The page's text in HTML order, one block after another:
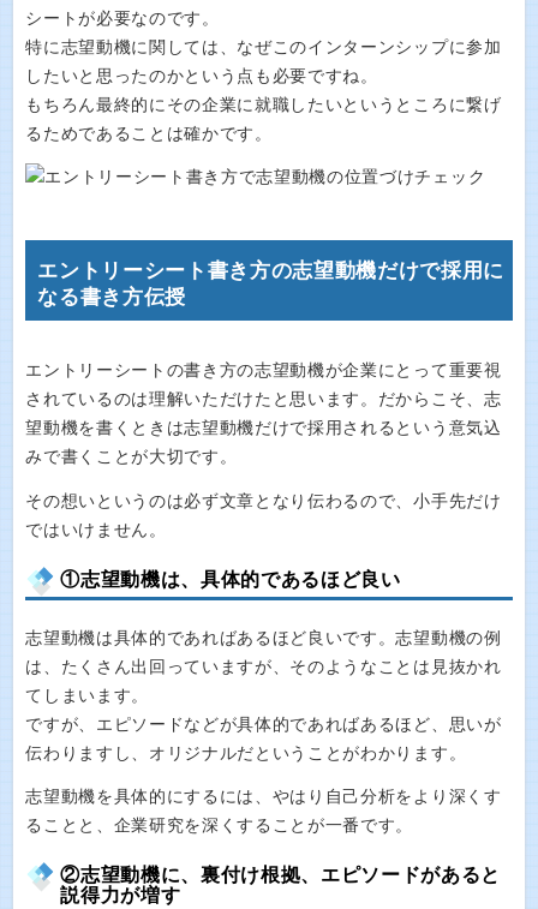
シートが必要なのです。
特に志望動機に関しては、なぜこのインターンシップに参加
したいと思ったのかという点も必要ですね。
もちろん最終的にその企業に就職したいというところに繋げ
るためであることは確かです。
エントリーシート書き方の志望動機だけで採用に
なる書き方伝授
エントリーシートの書き方の志望動機が企業にとって重要視
されているのは理解いただけたと思います。だからこそ、志
望動機を書くときは志望動機だけで採用されるという意気込
みで書くことが大切です。
その想いというのは必ず文章となり伝わるので、小手先だけ
ではいけません。
①志望動機は、具体的であるほど良い
志望動機は具体的であればあるほど良いです。志望動機の例
は、たくさん出回っていますが、そのようなことは見抜かれ
てしまいます。
ですが、エピソードなどが具体的であればあるほど、思いが
伝わりますし、オリジナルだということがわかります。
志望動機を具体的にするには、やはり自己分析をより深くす
ることと、企業研究を深くすることが一番です。
②志望動機に、裏付け根拠、エピソードがあると
説得力が増す